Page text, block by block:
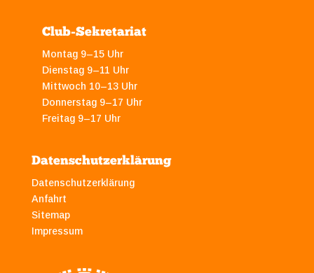
Club-Sekretariat
Montag 9–15 Uhr
Dienstag 9–11 Uhr
Mittwoch 10–13 Uhr
Donnerstag 9–17 Uhr
Freitag 9–17 Uhr
Datenschutzerklärung
Datenschutzerklärung
Anfahrt
Sitemap
Impressum